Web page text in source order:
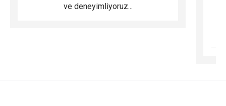
ve deneyimliyoruz...